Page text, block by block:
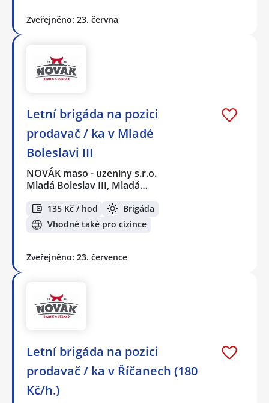
Zveřejněno: 23. června
Letní brigáda na pozici
prodavač / ka v Mladé
Boleslavi III
NOVÁK maso - uzeniny s.r.o.
Mladá Boleslav III, Mladá…
135 Kč / hod
Brigáda
Vhodné také pro cizince
Zveřejněno: 23. července
Letní brigáda na pozici
prodavač / ka v Říčanech (180
Kč/h.)